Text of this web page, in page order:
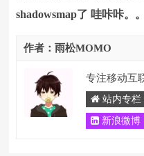
shadowsmap了 哇咔咔。。
作者：雨松MOMO
专注移动互
站内专栏
新浪微博